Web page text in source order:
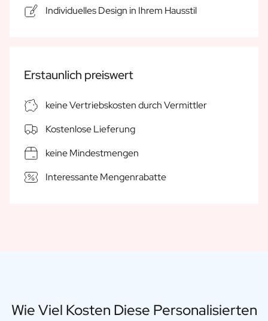
Geschenk für Ihn
Gaststättengewerbe
Private-Label-Spirituosen
Uber Uns
Bewertungen
Kontakt
Individuelles Design in Ihrem Hausstil
Erstaunlich preiswert
keine Vertriebskosten durch Vermittler
Kostenlose Lieferung
keine Mindestmengen
Interessante Mengenrabatte
Wie Viel Kosten Diese Personalisierten